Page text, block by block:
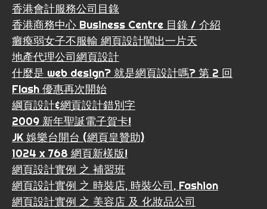
香港會計服務公司目錄
香港商務中心 Business Centre 目錄 / 介紹
癱瘓弱女子不服輸 網頁設計闖出一片天
地產代理公司網頁設計
什麼是 web design? 就是網頁設計嗎? 第 2 回
Flash 優惠再次開始
綱頁設計&網貢設計錯別字
2009 新年聖誕電子賀卡!
JK 娛樂台開台 (網頁皇贊助)
1024 x 768 網頁新樣版!
網頁設計實例 之 補習班
網頁設計實例 之 時裝店, 時裝公司, Fashion
網頁設計實例 之 美容店 及 化妝品公司